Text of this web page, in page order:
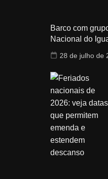
Barco com
Nacional do
28 de julho de